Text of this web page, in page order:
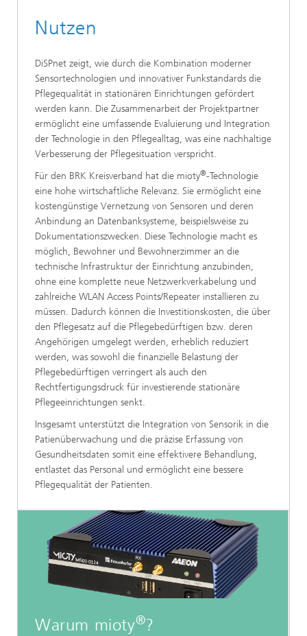
Nutzen
DiSPnet zeigt, wie durch die Kombination moderner
Sensortechnologien und innovativer Funkstandards die
Pflegequalität in stationären Einrichtungen gefördert
werden kann. Die Zusammenarbeit der Projektpartner
ermöglicht eine umfassende Evaluierung und Integration
der Technologie in den Pflegealltag, was eine nachhaltige
Verbesserung der Pflegesituation verspricht.
Für den BRK Kreisverband hat die mioty®-Technologie
eine hohe wirtschaftliche Relevanz. Sie ermöglicht eine
kostengünstige Vernetzung von Sensoren und deren
Anbindung an Datenbanksysteme, beispielsweise zu
Dokumentationszwecken. Diese Technologie macht es
möglich, Bewohner und Bewohnerzimmer an die
technische Infrastruktur der Einrichtung anzubinden,
ohne eine komplette neue Netzwerkverkabelung und
zahlreiche WLAN Access Points/Repeater installieren zu
müssen. Dadurch können die Investitionskosten, die über
den Pflegesatz auf die Pflegebedürftigen bzw. deren
Angehörigen umgelegt werden, erheblich reduziert
werden, was sowohl die finanzielle Belastung der
Pflegebedürftigen verringert als auch den
Rechtfertigungsdruck für investierende stationäre
Pflegeeinrichtungen senkt.
Insgesamt unterstützt die Integration von Sensorik in die
Patienüberwachung und die präzise Erfassung von
Gesundheitsdaten somit eine effektivere Behandlung,
entlastet das Personal und ermöglicht eine bessere
Pflegequalität der Patienten.
Warum mioty®?